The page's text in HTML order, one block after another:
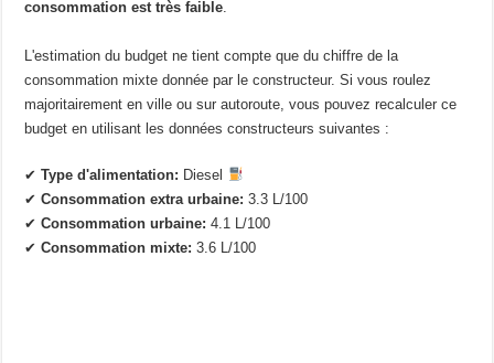
consommation est très faible
L'estimation du budget ne tient compte que du chiffre de la
consommation mixte donnée par le constructeur. Si vous roulez
majoritairement en ville ou sur autoroute, vous pouvez recalculer ce
budget en utilisant les données constructeurs suivantes :
✔ Type d'alimentation: Diesel
✔ Consommation extra urbaine:3.3 L/100
✔ Consommation urbaine:4.1 L/100
✔ Consommation mixte:3.6 L/100